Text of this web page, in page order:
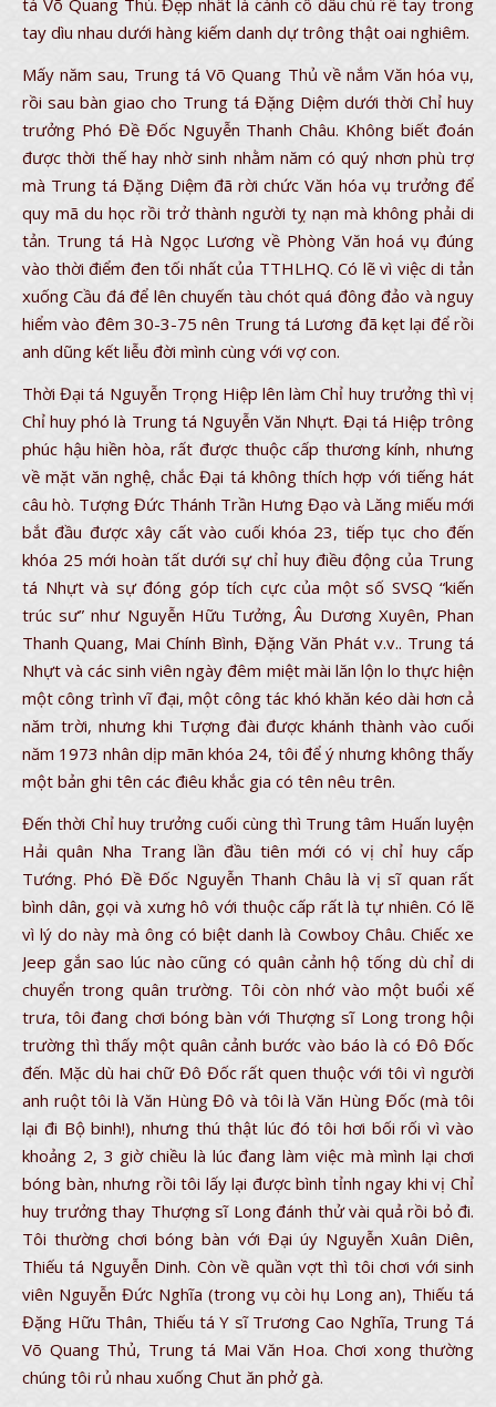
tá Võ Quang Thủ. Đẹp nhất là cảnh cô dâu chú rể tay trong
tay dìu nhau dưới hàng kiếm danh dự trông thật oai nghiêm.
Mấy năm sau, Trung tá Võ Quang Thủ về nắm Văn hóa vụ,
rồi sau bàn giao cho Trung tá Đặng Diệm dưới thời Chỉ huy
trưởng Phó Đề Đốc Nguyễn Thanh Châu. Không biết đoán
được thời thế hay nhờ sinh nhằm năm có quý nhơn phù trợ
mà Trung tá Đặng Diệm đã rời chức Văn hóa vụ trưởng để
quy mã du học rồi trở thành người tỵ nạn mà không phải di
tản. Trung tá Hà Ngọc Lương về Phòng Văn hoá vụ đúng
vào thời điểm đen tối nhất của TTHLHQ. Có lẽ vì việc di tản
xuống Cầu đá để lên chuyến tàu chót quá đông đảo và nguy
hiểm vào đêm 30-3-75 nên Trung tá Lương đã kẹt lại để rồi
anh dũng kết liễu đời mình cùng với vợ con.
Thời Đại tá Nguyễn Trọng Hiệp lên làm Chỉ huy trưởng thì vị
Chỉ huy phó là Trung tá Nguyễn Văn Nhựt. Đại tá Hiệp trông
phúc hậu hiền hòa, rất được thuộc cấp thương kính, nhưng
về mặt văn nghệ, chắc Đại tá không thích hợp với tiếng hát
câu hò. Tượng Đức Thánh Trần Hưng Đạo và Lăng miếu mới
bắt đầu được xây cất vào cuối khóa 23, tiếp tục cho đến
khóa 25 mới hoàn tất dưới sự chỉ huy điều động của Trung
tá Nhựt và sự đóng góp tích cực của một số SVSQ “kiến
trúc sư” như Nguyễn Hữu Tưởng, Âu Dương Xuyên, Phan
Thanh Quang, Mai Chính Bình, Đặng Văn Phát v.v.. Trung tá
Nhựt và các sinh viên ngày đêm miệt mài lăn lộn lo thực hiện
một công trình vĩ đại, một công tác khó khăn kéo dài hơn cả
năm trời, nhưng khi Tượng đài được khánh thành vào cuối
năm 1973 nhân dịp mãn khóa 24, tôi để ý nhưng không thấy
một bản ghi tên các điêu khắc gia có tên nêu trên.
Đến thời Chỉ huy trưởng cuối cùng thì Trung tâm Huấn luyện
Hải quân Nha Trang lần đầu tiên mới có vị chỉ huy cấp
Tướng. Phó Đề Đốc Nguyễn Thanh Châu là vị sĩ quan rất
bình dân, gọi và xưng hô với thuộc cấp rất là tự nhiên. Có lẽ
vì lý do này mà ông có biệt danh là Cowboy Châu. Chiếc xe
Jeep gắn sao lúc nào cũng có quân cảnh hộ tống dù chỉ di
chuyển trong quân trường. Tôi còn nhớ vào một buổi xế
trưa, tôi đang chơi bóng bàn với Thượng sĩ Long trong hội
trường thì thấy một quân cảnh bước vào báo là có Đô Đốc
đến. Mặc dù hai chữ Đô Đốc rất quen thuộc với tôi vì người
anh ruột tôi là Văn Hùng Đô và tôi là Văn Hùng Đốc (mà tôi
lại đi Bộ binh!), nhưng thú thật lúc đó tôi hơi bối rối vì vào
khoảng 2, 3 giờ chiều là lúc đang làm việc mà mình lại chơi
bóng bàn, nhưng rồi tôi lấy lại được bình tỉnh ngay khi vị Chỉ
huy trưởng thay Thượng sĩ Long đánh thử vài quả rồi bỏ đi.
Tôi thường chơi bóng bàn với Đại úy Nguyễn Xuân Diên,
Thiếu tá Nguyễn Dinh. Còn về quần vợt thì tôi chơi với sinh
viên Nguyễn Đức Nghĩa (trong vụ còi hụ Long an), Thiếu tá
Đặng Hữu Thân, Thiếu tá Y sĩ Trương Cao Nghĩa, Trung Tá
Võ Quang Thủ, Trung tá Mai Văn Hoa. Chơi xong thường
chúng tôi rủ nhau xuống Chut ăn phở gà.